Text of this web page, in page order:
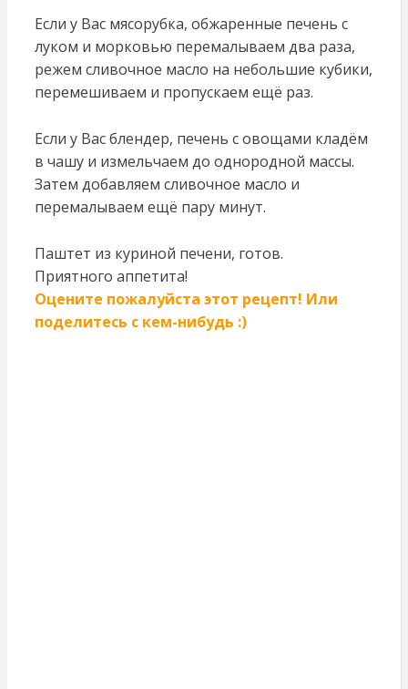
Если у Вас мясорубка, обжаренные печень с
луком и морковью перемалываем два раза,
режем сливочное масло на небольшие кубики,
перемешиваем и пропускаем ещё раз.
Если у Вас блендер, печень с овощами кладём
в чашу и измельчаем до однородной массы.
Затем добавляем сливочное масло и
перемалываем ещё пару минут.
Паштет из куриной печени, готов.
Приятного аппетита!
Оцените пожалуйста этот рецепт! Или
поделитесь с кем-нибудь :)